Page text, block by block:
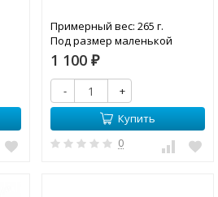
Примерный вес: 265 г.
Под размер маленькой
рамки станка "СТРИЖ"
1 100 ₽
-
+
Купить
0